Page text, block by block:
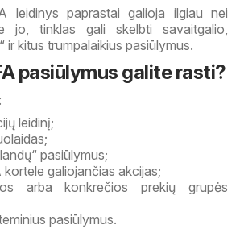
leidinys paprastai galioja ilgiau nei
jo, tinklas gali skelbti savaitgalio,
ir kitus trumpalaikius pasiūlymus.
pasiūlymus galite rasti?
leidinį;
pasiūlymus;
kortele galiojančias akcijas;
arba konkrečios prekių grupės
pasiūlymus.